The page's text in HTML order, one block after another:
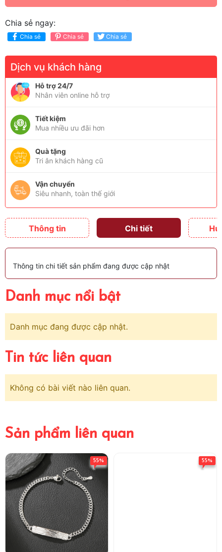
Chia sẻ ngay:
Chia sẻ Chia sẻ Chia sẻ
Dịch vụ khách hàng
Hỗ trợ 24/7
Nhân viên online hỗ trợ
Tiết kiệm
Mua nhiều ưu đãi hơn
Quà tặng
Tri ân khách hàng cũ
Vận chuyển
Siêu nhanh, toàn thế giới
Thông tin Chi tiết
Thông tin chi tiết sản phẩm đang được cập nhật
Danh mục nổi bật
Danh mục đang được cập nhật.
Tin tức liên quan
Không có bài viết nào liên quan.
Sản phẩm liên quan
55% 55%